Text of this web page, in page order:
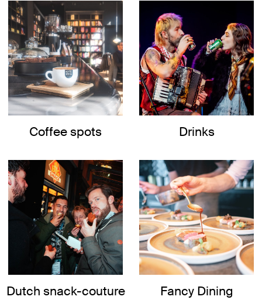
Coffee spots Drinks
Dutch snack-couture Fancy Dining